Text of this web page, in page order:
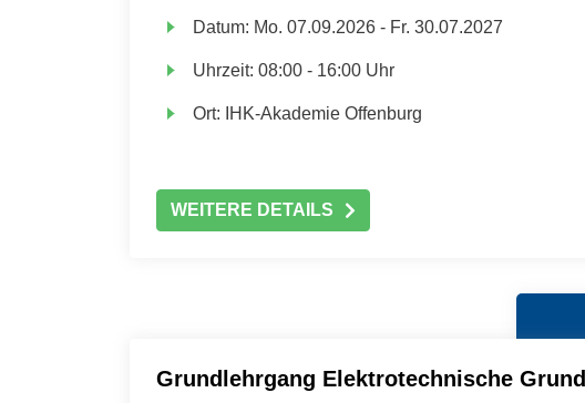
Datum: Mo. 07.09.2026 - Fr. 30.07.2027
Uhrzeit: 08:00 - 16:00 Uhr
Ort: IHK-Akademie Offenburg
WEITERE DETAILS
Grundlehrgang Elektrotechnische